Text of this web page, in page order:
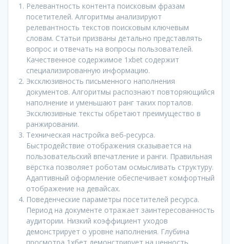
Релевантность контента поисковым фразам
посетителей. Алгоритмы анализируют
релевантность текстов поисковым ключевым
словам. Статьи призваны детально представлять
вопрос и отвечать на вопросы пользователей.
Качественное содержимое 1xbet содержит
специализированную информацию.
Эксклюзивность письменного наполнения
документов. Алгоритмы распознают повторяющийся
наполнение и уменьшают ранг таких порталов.
Эксклюзивные тексты обретают преимущество в
ранжировании.
Техническая настройка веб-ресурса.
Быстродействие отображения сказывается на
пользовательский впечатление и ранги. Правильная
вёрстка позволяет роботам осмысливать структуру.
Адаптивный оформление обеспечивает комфортный
отображение на девайсах.
Поведенческие параметры посетителей ресурса.
Период на документе отражает заинтересованность
аудитории. Низкий коэффициент уходов
демонстрирует о уровне наполнения. Глубина
просмотра 1хбет демонстрирует на ценность